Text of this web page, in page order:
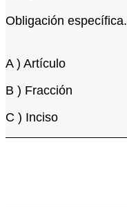
Obligación específica.
A ) Artículo
B ) Fracción
C ) Inciso